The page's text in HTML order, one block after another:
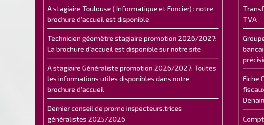
A stagiaire Toulouse ( Informatique et Foncier) : notre
brochure d'accueil est disponible
Technicien géomètre stagiaire promotion 2026/2027:
La brochure d'accueil est disponible sur notre site
A stagiaire Généraliste promotion 2026/2027: Toutes
les informations utiles disponibles dans notre
brochure d'accueil
Dernier conseil de promo inspecteurs.trices
généralistes 2025/2026
TVA
Fiche